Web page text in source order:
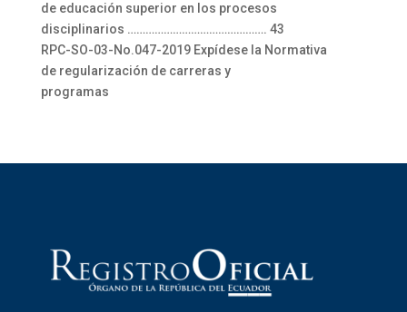
de educación superior en los procesos
disciplinarios ………………………………………. 43
RPC-SO-03-No.047-2019 Expídese la Normativa
de regularización de carreras y
programas